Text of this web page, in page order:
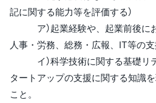
記に関する能力等を評価する）
ア）起業経験や、起業前後にお
人事・労務、総務・広報、IT等の支
イ）科学技術に関する基礎リ
タートアップの支援に関する知識
こと。